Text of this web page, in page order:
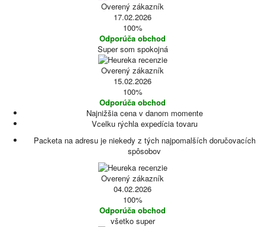
Overený zákazník
17.02.2026
100%
Odporúča obchod
Super som spokojná
Overený zákazník
15.02.2026
100%
Odporúča obchod
Najnižšia cena v danom momente
Vcelku rýchla expedícia tovaru
Packeta na adresu je niekedy z tých najpomalších doručovacích
spôsobov
Overený zákazník
04.02.2026
100%
Odporúča obchod
všetko super